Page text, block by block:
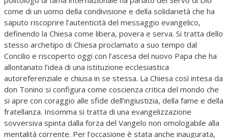
come di un uomo della condivisione e della solidarietà che ha
saputo riscoprire l’autenticità del messaggio evangelico,
definendo la Chiesa come libera, povera e serva. Si tratta dello
stesso archetipo di Chiesa proclamato a suo tempo dal
Concilio e riscoperto oggi con l’ascesa del nuovo Papa che ha
allontanato l’idea di una istituzione ecclesiastica
autoreferenziale e chiusa in se stessa. La Chiesa così intesa da
don Tonino si configura come coscienza critica del mondo che
si apre con coraggio alle sfide dell’ingiustizia, della fame e della
fratellanza. Insomma si tratta di una evangelizzazione
sovversiva spinta dalla forza del Vangelo non omologabile alla
mentalità corrente. Per l’occasione è stata anche inaugurata,